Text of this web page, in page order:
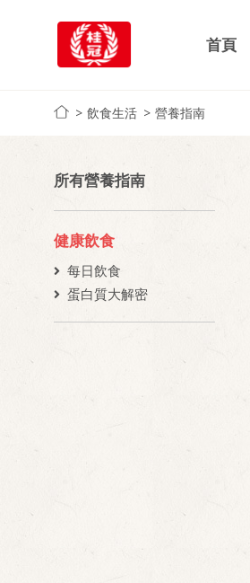
首頁
飲食生活 營養指南
所有營養指南
健康飲食
每日飲食
蛋白質大解密